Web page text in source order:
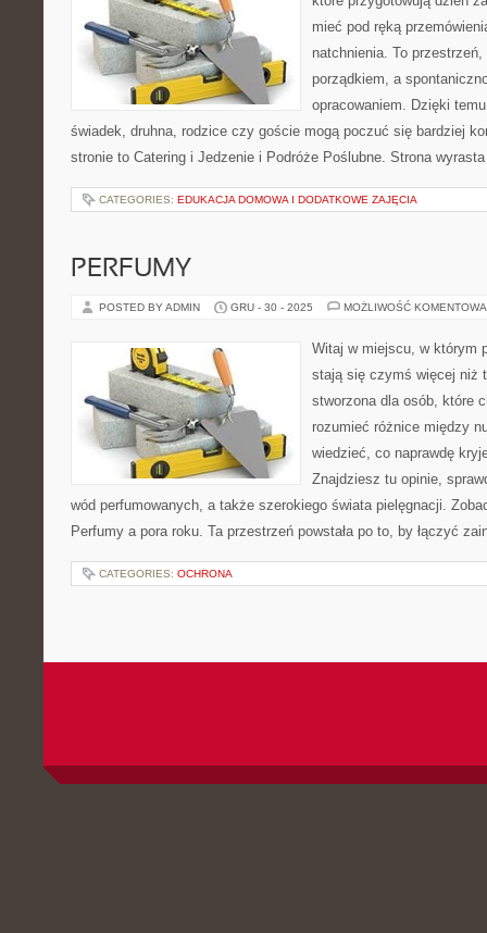
mieć pod ręką
natchnienia. To
porządkiem, a
opracowaniem. Dzięki
świadek, druhna, rodzice czy goście mogą poczuć się bardziej
stronie to Catering i Jedzenie i Podróże Poślubne. Strona
CATEGORIES: EDUKACJA DOMOWA I DODATKOWE ZAJĘCIA
PERFUMY
POSTED BY ADMIN GRU - 30 - 2025 MOŻLIWOŚĆ
Witaj w miejscu, w którym
stają się czymś więcej niż
stworzona dla osób, które
rozumieć różnice między
wiedzieć, co naprawdę
Znajdziesz tu opinie,
wód perfumowanych, a także szerokiego świata pielęgnacji.
Perfumy a pora roku. Ta przestrzeń powstała po to, by łączyć
CATEGORIES: OCHRONA